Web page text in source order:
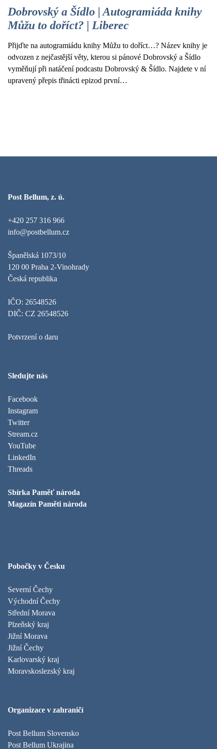
Dobrovský a Šídlo | Autogramiáda knihy
Můžu to doříct? | Liberec
Přijďte na autogramiádu knihy Můžu to doříct…? Název knihy je
odvozen z nejčastější věty, kterou si pánové Dobrovský a Šídlo
vyměňují při natáčení podcastu Dobrovský & Šídlo. Najdete v ní
upravený přepis třinácti epizod první…
Post Bellum, z. ú.
+420 257 316 966
info@postbellum.cz
Španělská 1073/10
120 00 Praha 2-Vinohrady
Česká republika
IČO: 26548526
DIČ: CZ 26548526
Potvrzení o daru
Sledujte nás
Facebook
Instagram
Twitter
Stream.cz
YouTube
LinkedIn
Threads
Sbírka Paměť národa
Magazín Paměti národa
Pobočky v Česku
Severní Čechy
Východní Čechy
Střední Morava
Plzeňský kraj
Jižní Morava
Jižní Čechy
Karlovarský kraj
Moravskoslezský kraj
Organizace v zahraničí
Post Bellum Slovensko
Post Bellum Ukrajina